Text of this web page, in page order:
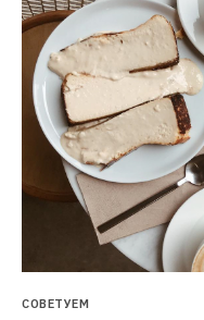
СОВЕТУЕМ